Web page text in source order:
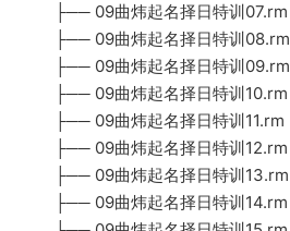
├── 09曲炜起名择日特训07.rm
├── 09曲炜起名择日特训08.rm
├── 09曲炜起名择日特训09.rm
├── 09曲炜起名择日特训10.rm
├── 09曲炜起名择日特训11.rm
├── 09曲炜起名择日特训12.rm
├── 09曲炜起名择日特训13.rm
├── 09曲炜起名择日特训14.rm